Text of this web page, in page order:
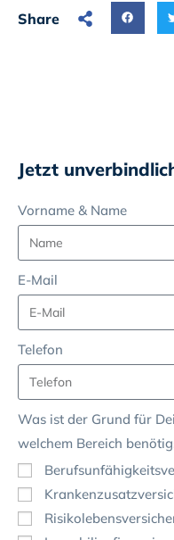
Share
Jetzt
Vorname & Name
E-Mail
Telefon
Was ist der Grund für
welchem Bereich